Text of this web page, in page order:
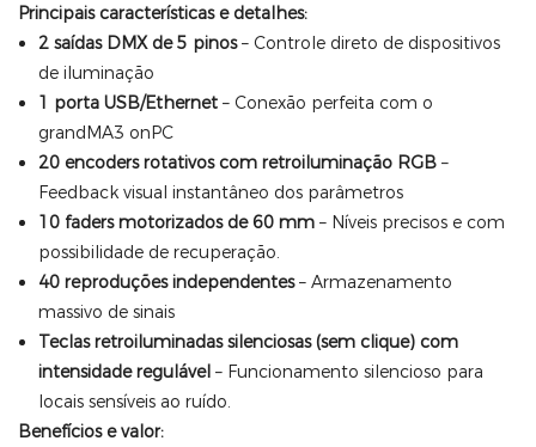
Principais características e detalhes:
2 saídas DMX de 5 pinos– Controle direto de dispositivos
de iluminação
1 porta USB/Ethernet– Conexão perfeita com o
grandMA3 onPC
20 encoders rotativos com retroiluminação RGB–
Feedback visual instantâneo dos parâmetros
10 faders motorizados de 60 mm– Níveis precisos e com
possibilidade de recuperação.
40 reproduções independentes– Armazenamento
massivo de sinais
Teclas retroiluminadas silenciosas (sem clique) com
intensidade regulável– Funcionamento silencioso para
locais sensíveis ao ruído.
Benefícios e valor: